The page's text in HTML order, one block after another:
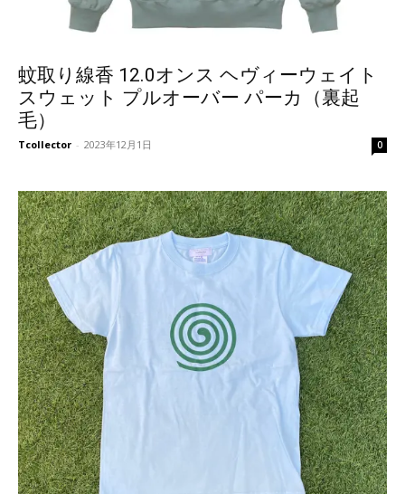
蚊取り線香 12.0オンス ヘヴィーウェイト
スウェット プルオーバー パーカ（裏起
毛）
Tcollector - 2023年12月1日 0